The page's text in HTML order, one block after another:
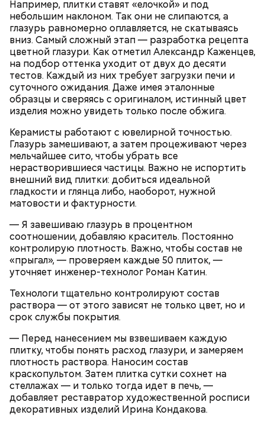
Например, плитки ставят «елочкой» и под
небольшим наклоном. Так они не слипаются, а
глазурь равномерно оплавляется, не скатываясь
вниз. Самый сложный этап — разработка рецепта
цветной глазури. Как отметил Александр Каженцев,
на подбор оттенка уходит от двух до десяти
тестов. Каждый из них требует загрузки печи и
суточного ожидания. Даже имея эталонные
образцы и сверяясь с оригиналом, истинный цвет
изделия можно увидеть только после обжига.
Керамисты работают с ювелирной точностью.
Глазурь замешивают, а затем процеживают через
мельчайшее сито, чтобы убрать все
нерастворившиеся частицы. Важно не испортить
внешний вид плитки: добиться идеальной
гладкости и глянца либо, наоборот, нужной
матовости и фактурности.
— Я завешиваю глазурь в процентном
соотношении, добавляю краситель. Постоянно
контролирую плотность. Важно, чтобы состав не
«прыгал», — проверяем каждые 50 плиток, —
уточняет инженер-технолог Роман Катин.
Технологи тщательно контролируют состав
раствора — от этого зависят не только цвет, но и
срок службы покрытия.
— Перед нанесением мы взвешиваем каждую
плитку, чтобы понять расход глазури, и замеряем
плотность раствора. Наносим состав
краскопультом. Затем плитка сутки сохнет на
стеллажах — и только тогда идет в печь, —
добавляет реставратор художественной росписи
декоративных изделий Ирина Кондакова.
В Первом московском образовательном комплексе
обновили мастерские для дизайнеров одежды. Их
— Модернизация мастерских помогает сократить
разрыв между учебным процессом и реальным
производством. Теперь в наших швейных
лабораториях и лаборатории напитков у каждого
студента есть свое оборудование и свой станок,
на котором они могут отработать необходимые
навыки. Это дает выпускникам конкурентные
преимущества при трудоустройстве, — отметил
директор Первого московского образовательного
комплекса Юрий Мироненко.
Реальные знания
Ситора Даргель, заместитель директора по
событийному маркетингу кинопарка «Москино»:
Кинопарк «Москино» — часть проекта мэра
столицы «Москва — город кино» и объект
московского кинокластера. На экскурсиях мы
предлагаем ребятам полностью погрузиться в
киносреду — пообщаться со специалистами,
отечественные новинки. Здесь мы можем показать
учащимся старших классов весь процесс
кинопроизводства изнутри.
СПРАВКА